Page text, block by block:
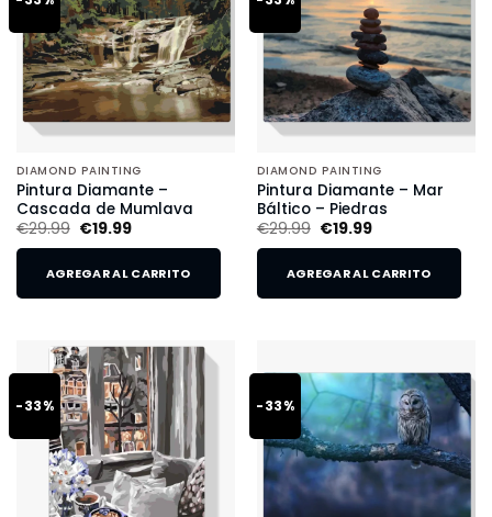
DIAMOND PAINTING
Pintura Diamante –
Cascada de Mumlava
€29.99 €19.99
AGREGAR AL CARRITO
DIAMOND PAINTING
Pintura Diamante – Mar
Báltico – Piedras
€29.99 €19.99
AGREGAR AL CARRITO
-33% -33%